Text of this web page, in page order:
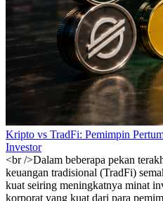
Kripto vs TradFi: Pemimpin
Investor
<br />Dalam beberapa pekan
keuangan tradisional (TradFi)
kuat seiring meningkatnya minat
korporat yang kuat dari para